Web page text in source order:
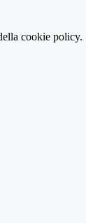
cookie policy.